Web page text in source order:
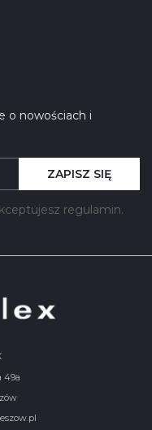
o nowościach i
regulamin.
ZAPISZ SIĘ
49a